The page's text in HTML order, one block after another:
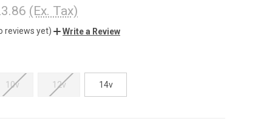
(Ex. Tax)
reviews yet) Write a Review
10v 12v 14v